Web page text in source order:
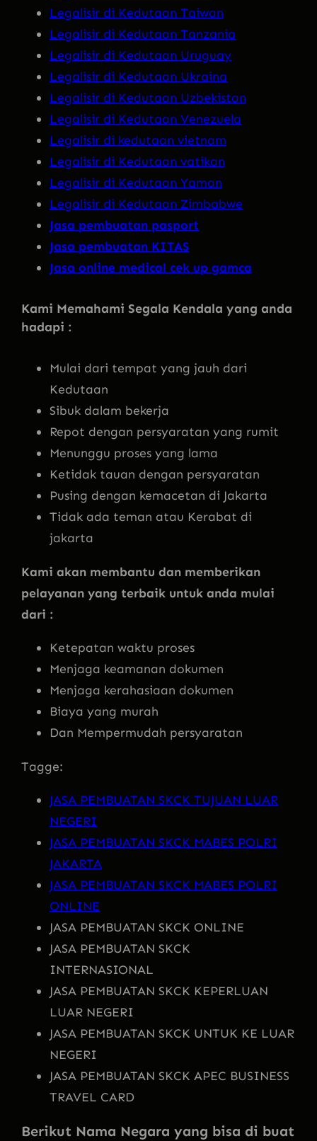
Legalisir di Kedutaan Taiwan
Legalisir di Kedutaan Tanzania
Legalisir di Kedutaan Uruguay
Legalisir di Kedutaan Ukraina
Legalisir di Kedutaan Uzbekistan
Legalisir di Kedutaan Venezuela
Legalisir di kedutaan vietnam
Legalisir di Kedutaan vatikan
Legalisir di Kedutaan Yaman
Legalisir di Kedutaan Zimbabwe
Jasa pembuatan pasport
Jasa pembuatan KITAS
Jasa online medical cek up gamca
Kami Memahami Segala Kendala yang anda
hadapi :
Mulai dari tempat yang jauh dari
Kedutaan
Sibuk dalam bekerja
Repot dengan persyaratan yang rumit
Menunggu proses yang lama
Ketidak tauan dengan persyaratan
Pusing dengan kemacetan di Jakarta
Tidak ada teman atau Kerabat di
jakarta
Kami akan membantu dan memberikan
pelayanan yang terbaik untuk anda mulai
dari :
Ketepatan waktu proses
Menjaga keamanan dokumen
Menjaga kerahasiaan dokumen
Biaya yang murah
Dan Mempermudah persyaratan
Tagge:
JASA PEMBUATAN SKCK TUJUAN LUAR
NEGERI
JASA PEMBUATAN SKCK MABES POLRI
JAKARTA
JASA PEMBUATAN SKCK MABES POLRI
ONLINE
JASA PEMBUATAN SKCK ONLINE
JASA PEMBUATAN SKCK
INTERNASIONAL
JASA PEMBUATAN SKCK KEPERLUAN
LUAR NEGERI
JASA PEMBUATAN SKCK UNTUK KE LUAR
NEGERI
JASA PEMBUATAN SKCK APEC BUSINESS
TRAVEL CARD
Berikut Nama Negara yang bisa di buat